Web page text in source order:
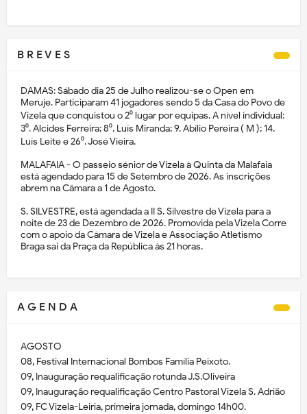
B R E V E S
DAMAS: Sábado dia 25 de Julho realizou-se o Open em
Meruje. Participaram 41 jogadores sendo 5 da Casa do Povo de
Vizela que conquistou o 2⁰ lugar por equipas. A nível individual:
3⁰. Alcides Ferreira; 8⁰. Luís Miranda; 9. Abílio Pereira ( M ); 14.
Luís Leite e 26⁰. José Vieira.
MALAFAIA - O passeio sénior de Vizela à Quinta da Malafaia
está agendado para 15 de Setembro de 2026. As inscrições
abrem na Câmara a 1 de Agosto.
S. SILVESTRE, está agendada a II S. Silvestre de Vizela para a
noite de 23 de Dezembro de 2026. Promovida pela Vizela Corre
com o apoio da Câmara de Vizela e Associação Atletismo
Braga sai da Praça da República às 21 horas.
A G E N D A
AGOSTO
08, Festival Internacional Bombos Família Peixoto.
09, Inauguração requalificação rotunda J.S.Oliveira
09, Inauguração requalificação Centro Pastoral Vizela S. Adrião
09, FC Vizela-Leiria, primeira jornada, domingo 14h00.